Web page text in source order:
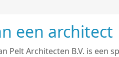
een architect
Pelt Architecten B.V. is een